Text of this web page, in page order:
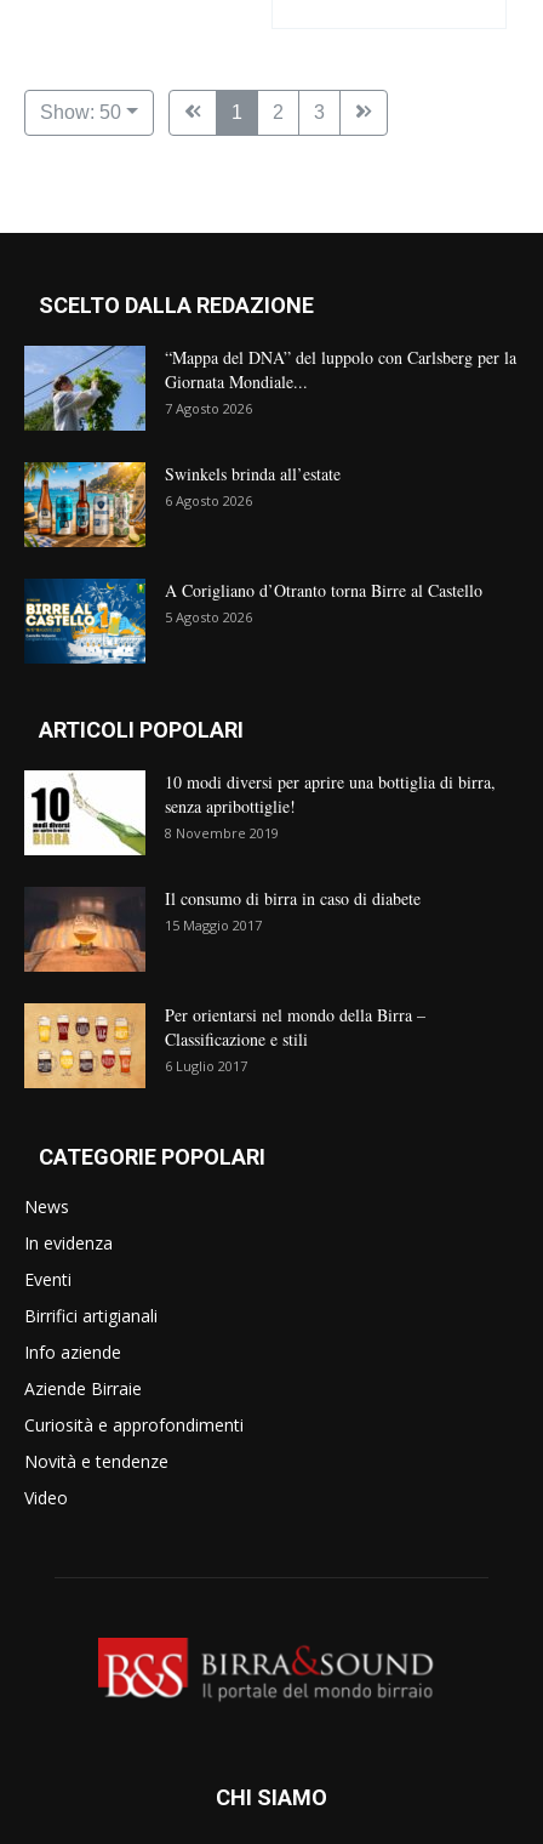
Show: 50 1 2 3
SCELTO DALLA REDAZIONE
“Mappa del DNA” del luppolo con Carlsberg per la
Giornata Mondiale...
7 Agosto 2026
Swinkels brinda all’estate
6 Agosto 2026
A Corigliano d’Otranto torna Birre al Castello
5 Agosto 2026
ARTICOLI POPOLARI
10 modi diversi per aprire una bottiglia di birra,
senza apribottiglie!
8 Novembre 2019
Il consumo di birra in caso di diabete
15 Maggio 2017
Per orientarsi nel mondo della Birra –
Classificazione e stili
6 Luglio 2017
CATEGORIE POPOLARI
News
In evidenza
Eventi
Birrifici artigianali
Info aziende
Aziende Birraie
Curiosità e approfondimenti
Novità e tendenze
Video
CHI SIAMO